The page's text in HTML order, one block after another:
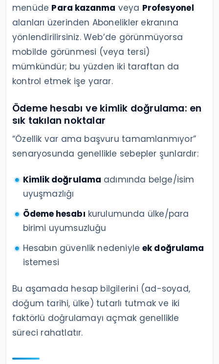
menüde Para kazanma veya Profesyonel
alanları üzerinden Abonelikler ekranına
yönlendirilirsiniz. Web’de görünmüyorsa
mobilde görünmesi (veya tersi)
mümkündür; bu yüzden iki taraftan da
kontrol etmek işe yarar.
Ödeme hesabı ve kimlik doğrulama: en
sık takılan noktalar
“Özellik var ama başvuru tamamlanmıyor”
senaryosunda genellikle sebepler şunlardır:
Kimlik doğrulama adımında belge/isim
uyuşmazlığı
Ödeme hesabı kurulumunda ülke/para
birimi uyumsuzluğu
Hesabın güvenlik nedeniyleek doğrulama
istemesi
Bu aşamada hesap bilgilerini (ad-soyad,
doğum tarihi, ülke) tutarlı tutmak ve iki
faktörlü doğrulamayı açmak genellikle
süreci rahatlatır.